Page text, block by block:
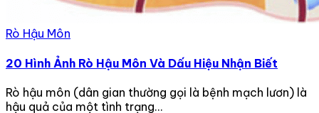
Rò Hậu Môn
20 Hình Ảnh Rò Hậu Môn Và Dấu Hiệu Nhận Biết
Rò hậu môn (dân gian thường gọi là bệnh mạch lươn) là
hậu quả của một tình trạng...